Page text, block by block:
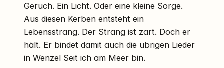
Geruch. Ein Licht. Oder eine kleine Sorge.
Aus diesen Kerben entsteht ein
Lebensstrang. Der Strang ist zart. Doch er
hält. Er bindet damit auch die übrigen Lieder
in Wenzel Seit ich am Meer bin.